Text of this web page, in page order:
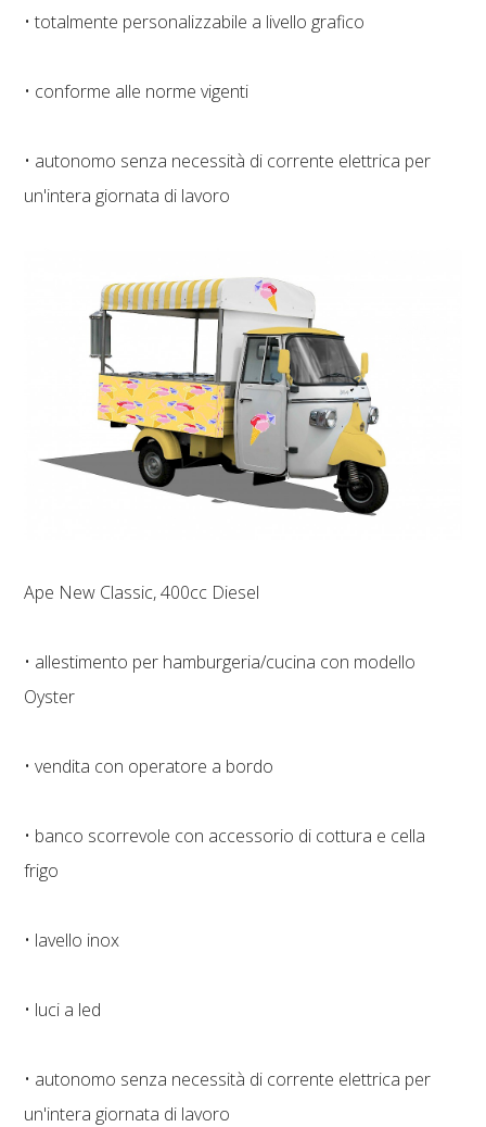
• totalmente personalizzabile a livello grafico
• conforme alle norme vigenti
• autonomo senza necessità di corrente elettrica per
un'intera giornata di lavoro
Ape New Classic, 400cc Diesel
• allestimento per hamburgeria/cucina con modello
Oyster
• vendita con operatore a bordo
• banco scorrevole con accessorio di cottura e cella
frigo
• lavello inox
• luci a led
• autonomo senza necessità di corrente elettrica per
un'intera giornata di lavoro